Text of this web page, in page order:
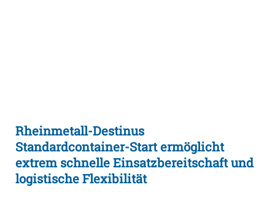
Rheinmetall-Destinus
Standardcontainer-Start ermöglicht
extrem schnelle Einsatzbereitschaft und
logistische Flexibilität